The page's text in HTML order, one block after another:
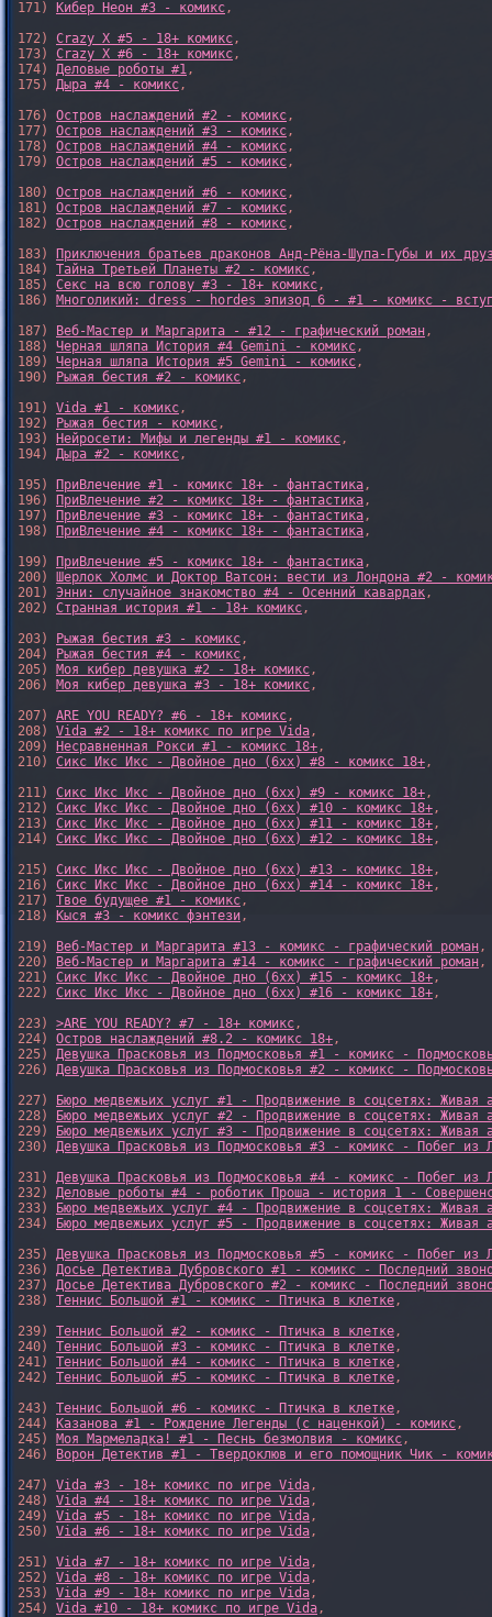
171) Кибер Неон #3 - комикс,
172) Crazy X #5 - 18+ комикс,
173) Crazy X #6 - 18+ комикс,
174) Деловые роботы #1,
175) Дыра #4 - комикс,
176) Остров наслаждений #2 - комикс,
177) Остров наслаждений #3 - комикс,
178) Остров наслаждений #4 - комикс,
179) Остров наслаждений #5 - комикс,
180) Остров наслаждений #6 - комикс,
181) Остров наслаждений #7 - комикс,
182) Остров наслаждений #8 - комикс,
183)
Приключения братьев драконов Анд-Рёна-Шупа-Губы и их
184) Тайна Третьей Планеты #2 - комикс,
185) Секс на всю голову #3 - 18+ комикс,
186) Многоликий: dress - hordes эпизод 6 - #1 - комикс -
187)
Веб-Мастер и Маргарита - #12 - графический роман,
188) Черная шляпа История #4 Gemini - комикс,
189) Черная шляпа История #5 Gemini - комикс,
190)
Рыжая бестия #2 - комикс,
191) Vida #1 - комикс,
192)
Рыжая бестия - комикс,
193)
Нейросети: Мифы и легенды #1 - комикс,
194) Дыра #2 - комикс,
195)
ПриВлечение #1 - комикс 18+ - фантастика,
196)
ПриВлечение #2 - комикс 18+ - фантастика,
197)
ПриВлечение #3 - комикс 18+ - фантастика,
198)
ПриВлечение #4 - комикс 18+ - фантастика,
199)
ПриВлечение #5 - комикс 18+ - фантастика,
200) Шерлок Холмс и Доктор Ватсон: вести из Лондона #2 -
201) Энни: случайное знакомство #4 - Осенний кавардак,
202) Странная история #1 - 18+ комикс,
203)
Рыжая бестия #3 - комикс,
204)
Рыжая бестия #4 - комикс,
205) Моя кибер девушка #2 - 18+ комикс,
206) Моя кибер девушка #3 - 18+ комикс,
207) ARE YOU READY? #6 - 18+ комикс,
208) Vida #2 - 18+ комикс по игре Vida,
209)
Несравненная Рокси #1 - комикс 18+,
210) Сикс Икс Икс - Двойное дно (6xx) #8 - комикс 18+,
211) Сикс Икс Икс - Двойное дно (6xx) #9 - комикс 18+,
212) Сикс Икс Икс - Двойное дно (6xx) #10 - комикс 18+,
213) Сикс Икс Икс - Двойное дно (6xx) #11 - комикс 18+,
214) Сикс Икс Икс - Двойное дно (6xx) #12 - комикс 18+,
215) Сикс Икс Икс - Двойное дно (6xx) #13 - комикс 18+,
216) Сикс Икс Икс - Двойное дно (6xx) #14 - комикс 18+,
217) Твое будущее #1 - комикс,
218)
Кыся #3 - комикс фэнтези,
219)
Веб-Мастер и Маргарита #13 - комикс - графический роман,
220)
Веб-Мастер и Маргарита #14 - комикс - графический роман,
221) Сикс Икс Икс - Двойное дно (6xx) #15 - комикс 18+,
222) Сикс Икс Икс - Двойное дно (6xx) #16 - комикс 18+,
223) >ARE YOU READY? #7 - 18+ комикс,
224) Остров наслаждений #8.2 - комикс 18+,
225) Девушка Прасковья из Подмосковья #1 - комикс -
226) Девушка Прасковья из Подмосковья #2 - комикс -
227)
Бюро медвежьих услуг #1 - Продвижение в соцсетях: Живая
228)
Бюро медвежьих услуг #2 - Продвижение в соцсетях: Живая
229)
Бюро медвежьих услуг #3 - Продвижение в соцсетях: Живая
230) Девушка Прасковья из Подмосковья #3 - комикс - Побег из
231) Девушка Прасковья из Подмосковья #4 - комикс - Побег из
232) Деловые роботы #4 - роботик Проша - история 1 -
233)
Бюро медвежьих услуг #4 - Продвижение в соцсетях: Живая
234)
Бюро медвежьих услуг #5 - Продвижение в соцсетях: Живая
235) Девушка Прасковья из Подмосковья #5 - комикс - Побег из
236) Досье Детектива Дубровского #1 - комикс - Последний
237) Досье Детектива Дубровского #2 - комикс - Последний
238) Теннис Большой #1 - комикс - Птичка в клетке,
239) Теннис Большой #2 - комикс - Птичка в клетке,
240) Теннис Большой #3 - комикс - Птичка в клетке,
241) Теннис Большой #4 - комикс - Птичка в клетке,
242) Теннис Большой #5 - комикс - Птичка в клетке,
243) Теннис Большой #6 - комикс - Птичка в клетке,
244)
Казанова #1 - Рождение Легенды (с наценкой) - комикс,
245) Моя Мармеладка! #1 - Песнь безмолвия - комикс,
246)
Ворон Детектив #1 - Твердоклюв и его помощник Чик -
247) Vida #3 - 18+ комикс по игре Vida,
248) Vida #4 - 18+ комикс по игре Vida,
249) Vida #5 - 18+ комикс по игре Vida,
250) Vida #6 - 18+ комикс по игре Vida,
251) Vida #7 - 18+ комикс по игре Vida,
252) Vida #8 - 18+ комикс по игре Vida,
253) Vida #9 - 18+ комикс по игре Vida,
254) Vida #10 - 18+ комикс по игре Vida,